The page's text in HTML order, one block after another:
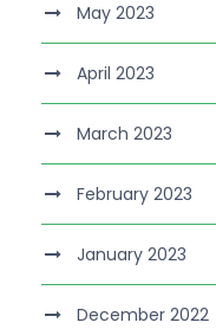
May 2023
April 2023
March 2023
February 2023
January 2023
December 2022